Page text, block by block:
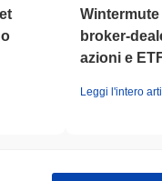
broker-
azioni e
Leggi l'intero